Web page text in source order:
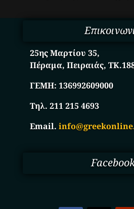
25ης Μαρτίου 35,
Πέραμα, Πειραιάς,
ΓΕΜΗ:136992609000
Τηλ. 211 215 4693
Email.